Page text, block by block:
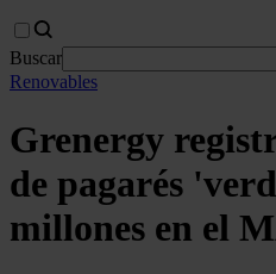
Buscar
Renovables
Grenergy
de pagarés
millones en el